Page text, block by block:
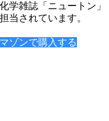
学雑誌「ニュートン
当されています。
ゾンで購入する